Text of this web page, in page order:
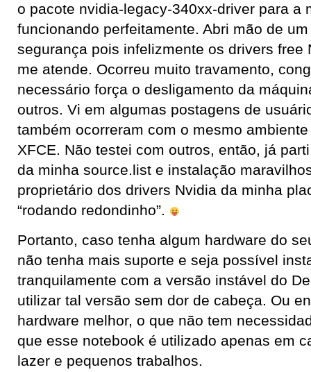
o pacote nvidia-legacy-340xx-driver para a
funcionando perfeitamente. Abri mão de
segurança pois infelizmente os drivers free
me atende. Ocorreu muito travamento,
necessário força o desligamento da
outros. Vi em algumas postagens de
também ocorreram com o mesmo
XFCE. Não testei com outros, então, já
da minha source.list e instalação
proprietário dos drivers Nvidia da minha
“rodando redondinho”.
Portanto, caso tenha algum hardware do
não tenha mais suporte e seja possível
tranquilamente com a versão instável do
utilizar tal versão sem dor de cabeça. Ou
hardware melhor, o que não tem
que esse notebook é utilizado apenas em
lazer e pequenos trabalhos.